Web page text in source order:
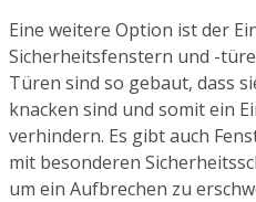
Eine weitere Option ist der
Sicherheitsfenstern und -
Türen sind so gebaut, dass
knacken sind und somit ein
verhindern. Es gibt auch
mit besonderen
um ein Aufbrechen zu